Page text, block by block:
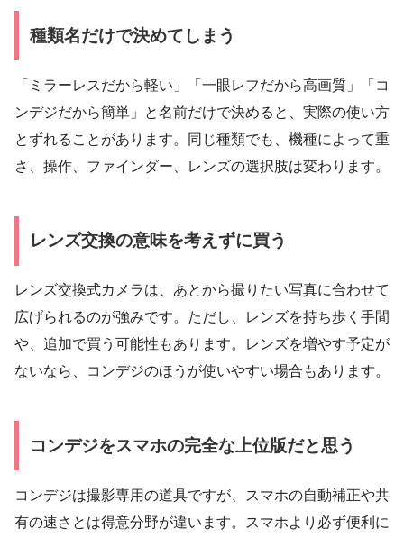
種類名だけで決めてしまう
「ミラーレスだから軽い」「一眼レフだから高画質」「コ
ンデジだから簡単」と名前だけで決めると、実際の使い方
とずれることがあります。同じ種類でも、機種によって重
さ、操作、ファインダー、レンズの選択肢は変わります。
レンズ交換の意味を考えずに買う
レンズ交換式カメラは、あとから撮りたい写真に合わせて
広げられるのが強みです。ただし、レンズを持ち歩く手間
や、追加で買う可能性もあります。レンズを増やす予定が
ないなら、コンデジのほうが使いやすい場合もあります。
コンデジをスマホの完全な上位版だと思う
コンデジは撮影専用の道具ですが、スマホの自動補正や共
有の速さとは得意分野が違います。スマホより必ず便利に